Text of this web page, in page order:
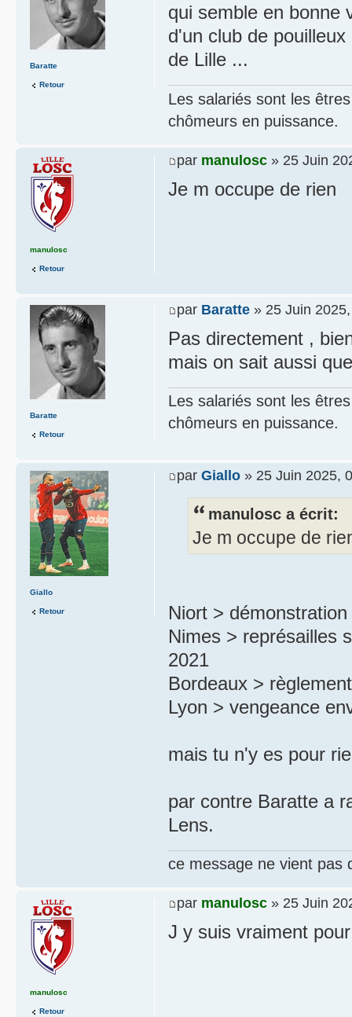
qui semble en bonne
d'un club de
de Lille ...
Les salariés sont les
chômeurs en puissance.
Baratte
Retour
par manulosc » 25 Juin
Je m occupe de rien
manulosc
Retour
par Baratte » 25 Juin
Pas directement ,
mais on sait aussi
Les salariés sont les
chômeurs en puissance.
Baratte
Retour
par Giallo » 25 Juin 2025,
manulosc a écrit:
Je m occupe de
Niort >
Nimes > représailles
2021
Bordeaux >
Lyon > vengeance
mais tu n'y es pour
par contre Baratte a
Lens.
ce message ne vient pas
Giallo
Retour
par manulosc » 25 Juin
J y suis vraiment
manulosc
Retour